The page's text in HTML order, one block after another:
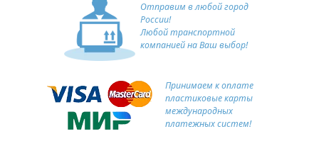
Отправим в любой город
России!
Любой транспортной
компанией на Ваш выбор!
Принимаем к оплате
пластиковые карты
международных
платежных систем!